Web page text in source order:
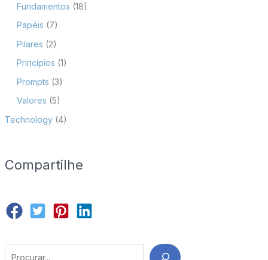
Fundamentos (18)
Papéis (7)
Pilares (2)
Princípios (1)
Prompts (3)
Valores (5)
Technology(4)
Compartilhe